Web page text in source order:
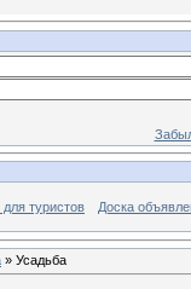
туристов Доска
» Усадьба